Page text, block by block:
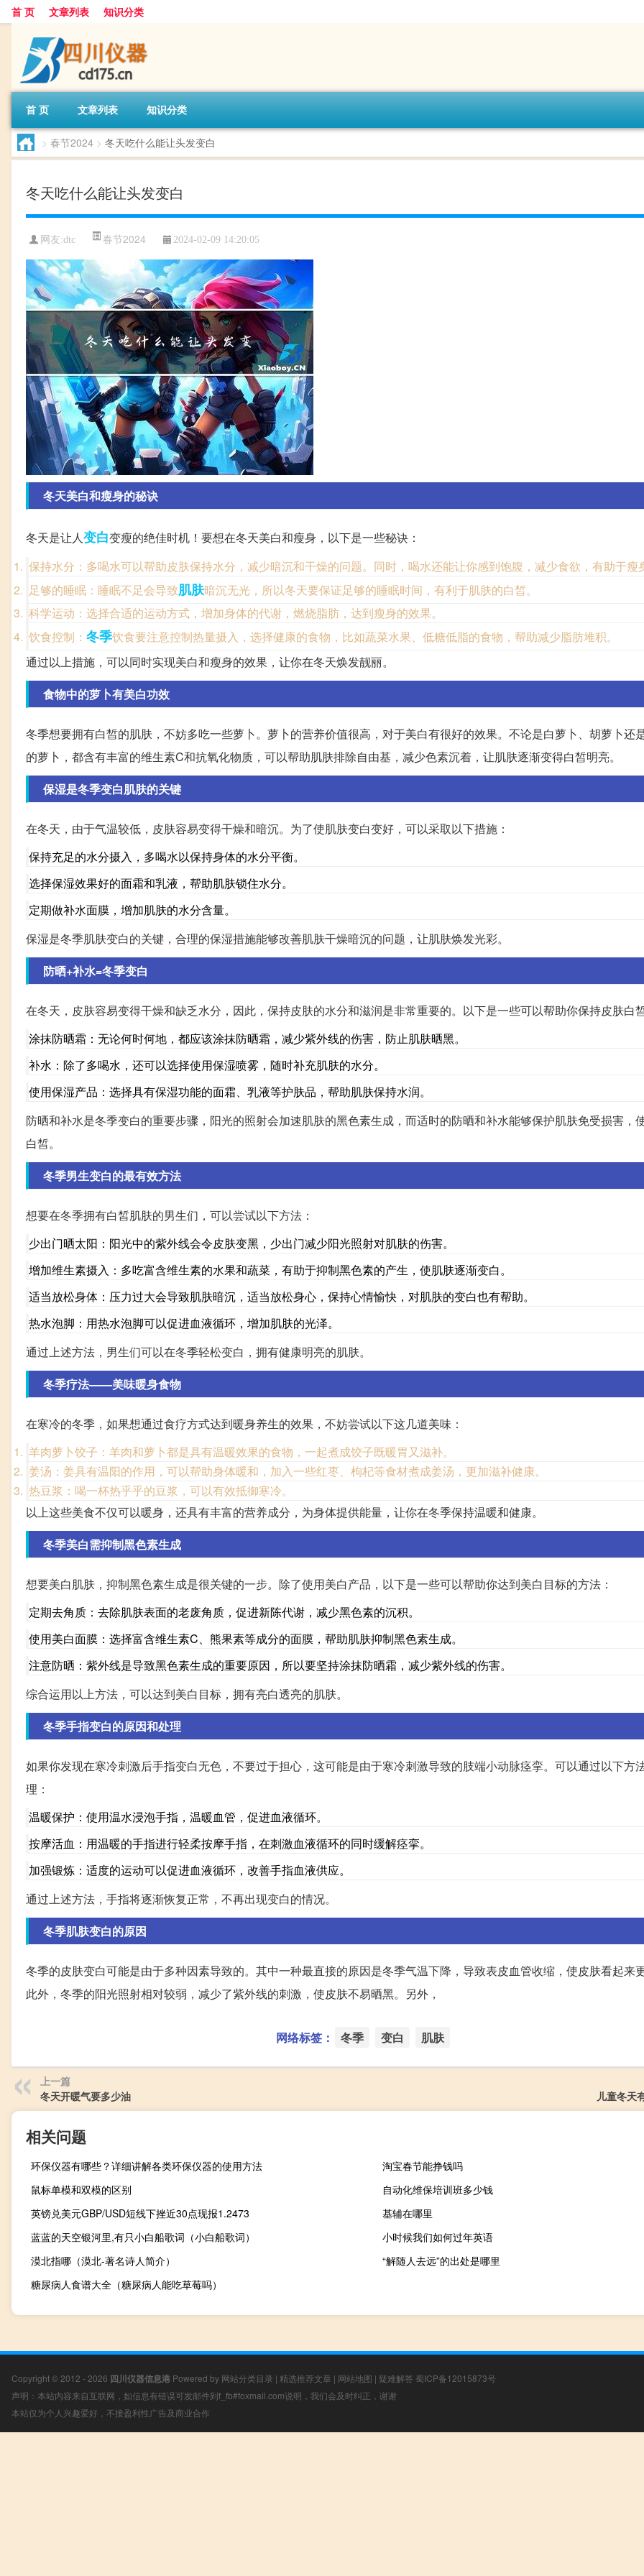
首 页 文章列表 知识分类
首 页 文章列表 知识分类
> 春节2024 > 冬天吃什么能让头发变白
冬天吃什么能让头发变白
网友:dtc 春节2024 2024-02-09 14:20:05
冬天美白和瘦身的秘诀
冬天是让人变白变瘦的绝佳时机！要想在冬天美白和瘦身，以下是一些秘诀：
保持水分：多喝水可以帮助皮肤保持水分，减少暗沉和干燥的问题。同时，喝水还能让你感到饱腹，减少食欲，有助于瘦
足够的睡眠：睡眠不足会导致肌肤暗沉无光，所以冬天要保证足够的睡眠时间，有利于肌肤的白皙。
科学运动：选择合适的运动方式，增加身体的代谢，燃烧脂肪，达到瘦身的效果。
饮食控制： 冬季饮食要注意控制热量摄入，选择健康的食物，比如蔬菜水果、低糖低脂的食物，帮助减少脂肪堆积。
通过以上措施，可以同时实现美白和瘦身的效果，让你在冬天焕发靓丽。
食物中的萝卜有美白功效
冬季想要拥有白皙的肌肤，不妨多吃一些萝卜。萝卜的营养价值很高，对于美白有很好的效果。不论是白萝卜、胡萝卜还
的萝卜，都含有丰富的维生素C和抗氧化物质，可以帮助肌肤排除自由基，减少色素沉着，让肌肤逐渐变得白皙明亮。
保湿是冬季变白肌肤的关键
在冬天，由于气温较低，皮肤容易变得干燥和暗沉。为了使肌肤变白变好，可以采取以下措施：
保持充足的水分摄入，多喝水以保持身体的水分平衡。
选择保湿效果好的面霜和乳液，帮助肌肤锁住水分。
定期做补水面膜，增加肌肤的水分含量。
保湿是冬季肌肤变白的关键，合理的保湿措施能够改善肌肤干燥暗沉的问题，让肌肤焕发光彩。
防晒+补水=冬季变白
在冬天，皮肤容易变得干燥和缺乏水分，因此，保持皮肤的水分和滋润是非常重要的。以下是一些可以帮助你保持皮肤白
涂抹防晒霜：无论何时何地，都应该涂抹防晒霜，减少紫外线的伤害，防止肌肤晒黑。
补水：除了多喝水，还可以选择使用保湿喷雾，随时补充肌肤的水分。
使用保湿产品：选择具有保湿功能的面霜、乳液等护肤品，帮助肌肤保持水润。
防晒和补水是冬季变白的重要步骤，阳光的照射会加速肌肤的黑色素生成，而适时的防晒和补水能够保护肌肤免受损害，
白皙。
冬季男生变白的最有效方法
想要在冬季拥有白皙肌肤的男生们，可以尝试以下方法：
少出门晒太阳：阳光中的紫外线会令皮肤变黑，少出门减少阳光照射对肌肤的伤害。
增加维生素摄入：多吃富含维生素的水果和蔬菜，有助于抑制黑色素的产生，使肌肤逐渐变白。
适当放松身体：压力过大会导致肌肤暗沉，适当放松身心，保持心情愉快，对肌肤的变白也有帮助。
热水泡脚：用热水泡脚可以促进血液循环，增加肌肤的光泽。
通过上述方法，男生们可以在冬季轻松变白，拥有健康明亮的肌肤。
冬季疗法——美味暖身食物
在寒冷的冬季，如果想通过食疗方式达到暖身养生的效果，不妨尝试以下这几道美味：
羊肉萝卜饺子：羊肉和萝卜都是具有温暖效果的食物，一起煮成饺子既暖胃又滋补。
姜汤：姜具有温阳的作用，可以帮助身体暖和，加入一些红枣、枸杞等食材煮成姜汤，更加滋补健康。
热豆浆：喝一杯热乎乎的豆浆，可以有效抵御寒冷。
以上这些美食不仅可以暖身，还具有丰富的营养成分，为身体提供能量，让你在冬季保持温暖和健康。
冬季美白需抑制黑色素生成
想要美白肌肤，抑制黑色素生成是很关键的一步。除了使用美白产品，以下是一些可以帮助你达到美白目标的方法：
定期去角质：去除肌肤表面的老废角质，促进新陈代谢，减少黑色素的沉积。
使用美白面膜：选择富含维生素C、熊果素等成分的面膜，帮助肌肤抑制黑色素生成。
注意防晒：紫外线是导致黑色素生成的重要原因，所以要坚持涂抹防晒霜，减少紫外线的伤害。
综合运用以上方法，可以达到美白目标，拥有亮白透亮的肌肤。
冬季手指变白的原因和处理
如果你发现在寒冷刺激后手指变白无色，不要过于担心，这可能是由于寒冷刺激导致的肢端小动脉痉挛。可以通过以下方
理：
温暖保护：使用温水浸泡手指，温暖血管，促进血液循环。
按摩活血：用温暖的手指进行轻柔按摩手指，在刺激血液循环的同时缓解痉挛。
加强锻炼：适度的运动可以促进血液循环，改善手指血液供应。
通过上述方法，手指将逐渐恢复正常，不再出现变白的情况。
冬季肌肤变白的原因
冬季的皮肤变白可能是由于多种因素导致的。其中一种最直接的原因是冬季气温下降，导致表皮血管收缩，使皮肤看起来
此外，冬季的阳光照射相对较弱，减少了紫外线的刺激，使皮肤不易晒黑。另外，
网络标签： 冬季 变白 肌肤
上一篇
冬天开暖气要多少油
儿童冬天
相关问题
环保仪器有哪些？详细讲解各类环保仪器的使用方法
淘宝春节能挣钱吗
鼠标单模和双模的区别
自动化维保培训班多少钱
英镑兑美元GBP/USD短线下挫近30点现报1.2473
基辅在哪里
蓝蓝的天空银河里,有只小白船歌词（小白船歌词）
小时候我们如何过年英语
漠北指哪（漠北-著名诗人简介）
“解随人去远”的出处是哪里
糖尿病人食谱大全（糖尿病人能吃草莓吗）
Copyright © 2012 - 2026 四川仪器信息港 Powered by 网站分类目录 | 精选推荐文章 | 网站地图 | 疑难解答 蜀ICP备12015873号
声明：本站内容来自互联网，如信息有错误可发邮件到f_fb#foxmail.com说明，我们会及时纠正，谢谢
本站仅为个人兴趣爱好，不接盈利性广告及商业合作